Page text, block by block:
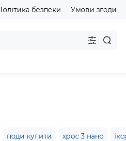
безпеки Умови згоди
поди купити хрос 3 нано